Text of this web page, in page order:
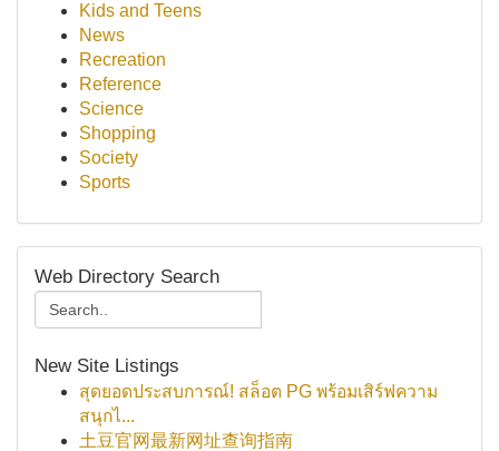
Kids and Teens
News
Recreation
Reference
Science
Shopping
Society
Sports
Web Directory Search
New Site Listings
สุดยอดประสบการณ์! สล็อต PG พร้อมเสิร์ฟความ
สนุกไ...
土豆官网最新网址查询指南